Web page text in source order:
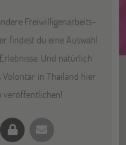
Freiwilligenarbeits-
findest du eine Auswahl
Und natürlich
in Thailand hier
veröffentlichen!